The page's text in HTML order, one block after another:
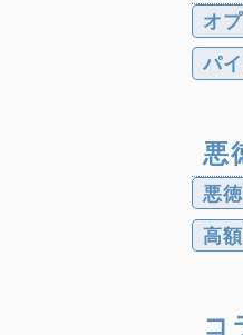
オ
パ
悪
悪
高
コ